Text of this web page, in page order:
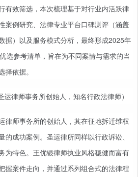
有效筛选，本次梳理基于对行业内活跃律
案例研究、法律专业平台口碑测评（涵盖
据）以及服务模式分析，最终形成2025年
选参考清单，旨在为不同案情与需求的当
依据。
运律师事务所创始人，知名行政法律师）
律师事务所的创始人，其在征地拆迁维权
成功案例。圣运律所同样以行政诉讼、
为特色。王优银律师执业风格稳健而富有
握案件走向，并通过系列组合式的法律程